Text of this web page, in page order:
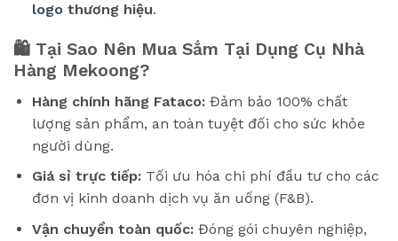
logothương hiệu.
🛍️ Tại Sao Nên Mua Sắm Tại Dụng Cụ Nhà
Hàng Mekoong?
Hàng chính hãng Fataco:Đảm bảo 100% chất
lượng sản phẩm, an toàn tuyệt đối cho sức khỏe
người dùng.
Giá sỉ trực tiếp:Tối ưu hóa chi phí đầu tư cho các
đơn vị kinh doanh dịch vụ ăn uống (F&B).
Vận chuyển toàn quốc:Đóng gói chuyên nghiệp,